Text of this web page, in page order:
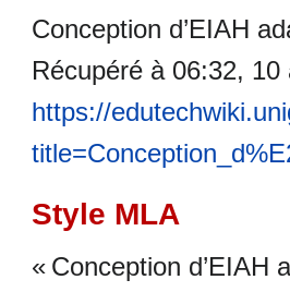
Conception d’EIAH
Récupéré à 06:32,
https://
Style MLA
« Conception d’EIAH